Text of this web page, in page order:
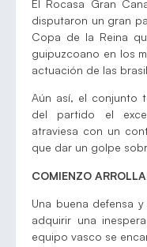
El Rocasa Gran
disputaron un gran
Copa de la Reina
guipuzcoano en los
actuación de las
Aún así, el conjunto
del partido el
atraviesa con un
que dar un golpe
COMIENZO
Una buena defensa
adquirir una
equipo vasco se